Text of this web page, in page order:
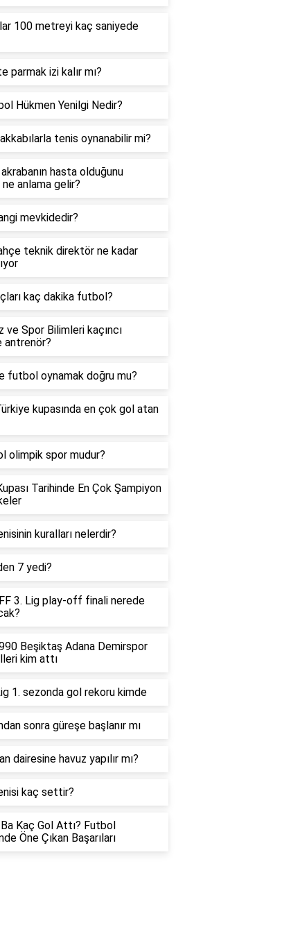
100 metreyi kaç saniyede
parmak izi kalır mı?
Hükmen Yenilgi Nedir?
tenis oynanabilir mi?
hasta olduğunu
anlama gelir?
mevkidedir?
teknik direktör ne kadar
kaç dakika futbol?
ve Spor Bilimleri kaçıncı
antrenör?
futbol oynamak doğru mu?
kupasında en çok gol atan
olimpik spor mudur?
Tarihinde En Çok Şampiyon
kuralları nelerdir?
7 yedi?
3. Lig play-off finali nerede
Beşiktaş Adana Demirspor
kim attı
1. sezonda gol rekoru kimde
sonra güreşe başlanır mı
dairesine havuz yapılır mı?
kaç settir?
Kaç Gol Attı? Futbol
Öne Çıkan Başarıları